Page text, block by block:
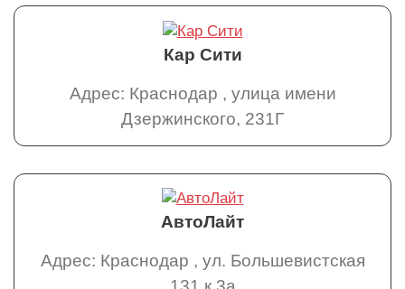
Кар Сити
Адрес: Краснодар , улица имени
Дзержинского, 231Г
АвтоЛайт
Адрес: Краснодар , ул. Большевистская